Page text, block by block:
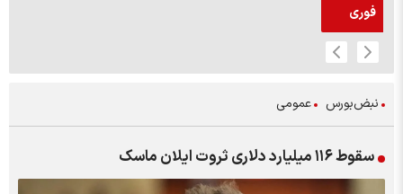
فوری
نبض‌بورس عمومی
سقوط ۱۱۶ میلیارد دلاری ثروت ایلان ماسک